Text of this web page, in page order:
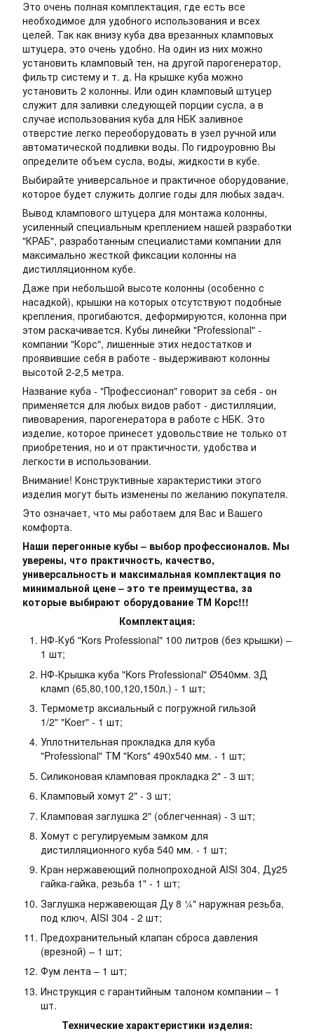
Это очень полная комплектация, где есть все
необходимое для удобного использования и всех
целей. Так как внизу куба два врезанных кламповых
штуцера, это очень удобно. На один из них можно
установить кламповый тен, на другой парогенератор,
фильтр систему и т. д. На крышке куба можно
установить 2 колонны. Или один кламповый штуцер
служит для заливки следующей порции сусла, а в
случае использования куба для НБК заливное
отверстие легко переоборудовать в узел ручной или
автоматической подливки воды. По гидроуровню Вы
определите объем сусла, воды, жидкости в кубе.
Выбирайте универсальное и практичное оборудование,
которое будет служить долгие годы для любых задач.
Вывод клампового штуцера для монтажа колонны,
усиленный специальным креплением нашей разработки
"КРАБ", разработанным специалистами компании для
максимально жесткой фиксации колонны на
дистилляционном кубе.
Даже при небольшой высоте колонны (особенно с
насадкой), крышки на которых отсутствуют подобные
крепления, прогибаются, деформируются, колонна при
этом раскачивается. Кубы линейки "Professional" -
компании "Корс", лишенные этих недостатков и
проявившие себя в работе - выдерживают колонны
высотой 2-2,5 метра.
Название куба - "Профессионал" говорит за себя - он
применяется для любых видов работ - дистилляции,
пивоварения, парогенератора в работе с НБК. Это
изделие, которое принесет удовольствие не только от
приобретения, но и от практичности, удобства и
легкости в использовании.
Внимание! Конструктивные характеристики этого
изделия могут быть изменены по желанию покупателя.
Это означает, что мы работаем для Вас и Вашего
комфорта.
Наши перегонные кубы – выбор профессионалов. Мы
уверены, что практичность, качество,
универсальность и максимальная комплектация по
минимальной цене – это те преимущества, за
которые выбирают оборудование ТМ Корс!!!
Комплектация:
НФ-Куб "Kors Professional" 100 литров (без крышки) –
1 шт;
НФ-Крышка куба "Kors Professional" Ø540мм. 3Д
кламп (65,80,100,120,150л.) - 1 шт;
Термометр аксиальный с погружной гильзой
1/2" "Koer" - 1 шт;
Уплотнительная прокладка для куба
"Professional" ТМ "Kors" 490х540 мм. - 1 шт;
Силиконовая кламповая прокладка 2" - 3 шт;
Кламповый хомут 2" - 3 шт;
Кламповая заглушка 2" (облегченная) - 3 шт;
Хомут с регулируемым замком для
дистилляционного куба 540 мм. - 1 шт;
Кран нержавеющий полнопроходной AISI 304, Ду25
гайка-гайка, резьба 1" - 1 шт;
Заглушка нержавеющая Ду 8 ¼" наружная резьба,
под ключ, AISI 304 - 2 шт;
Предохранительный клапан сброса давления
(врезной) – 1 шт;
Фум лента – 1 шт;
Инструкция с гарантийным талоном компании – 1
шт.
Технические характеристики изделия: